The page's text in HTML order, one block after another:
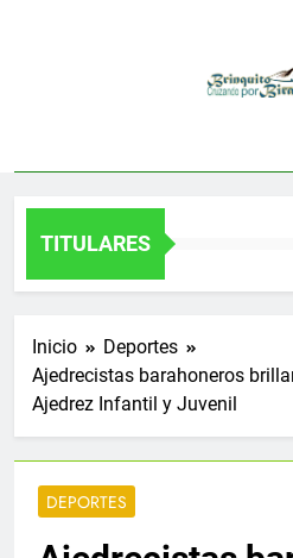
TITULARES
Inicio
Deportes
Ajedrecistas barahoneros
Ajedrez Infantil y Juvenil
DEPORTES